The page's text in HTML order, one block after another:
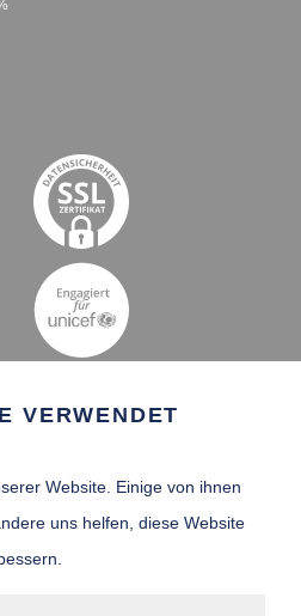
SCHIFFSARZT-
VERZEICHNIS
VERWENDET
Website. Einige von ihnen
uns helfen, diese Website